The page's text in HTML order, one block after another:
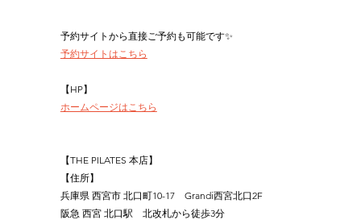
予約サイトから直接ご予約も可能です✨
予約サイトはこちら
【HP】
ホームページはこちら
【THE PILATES 本店】
【住所】
兵庫県 西宮市 北口町10-17　Grandi西宮北口2F
阪急 西宮 北口駅　北改札から徒歩3分